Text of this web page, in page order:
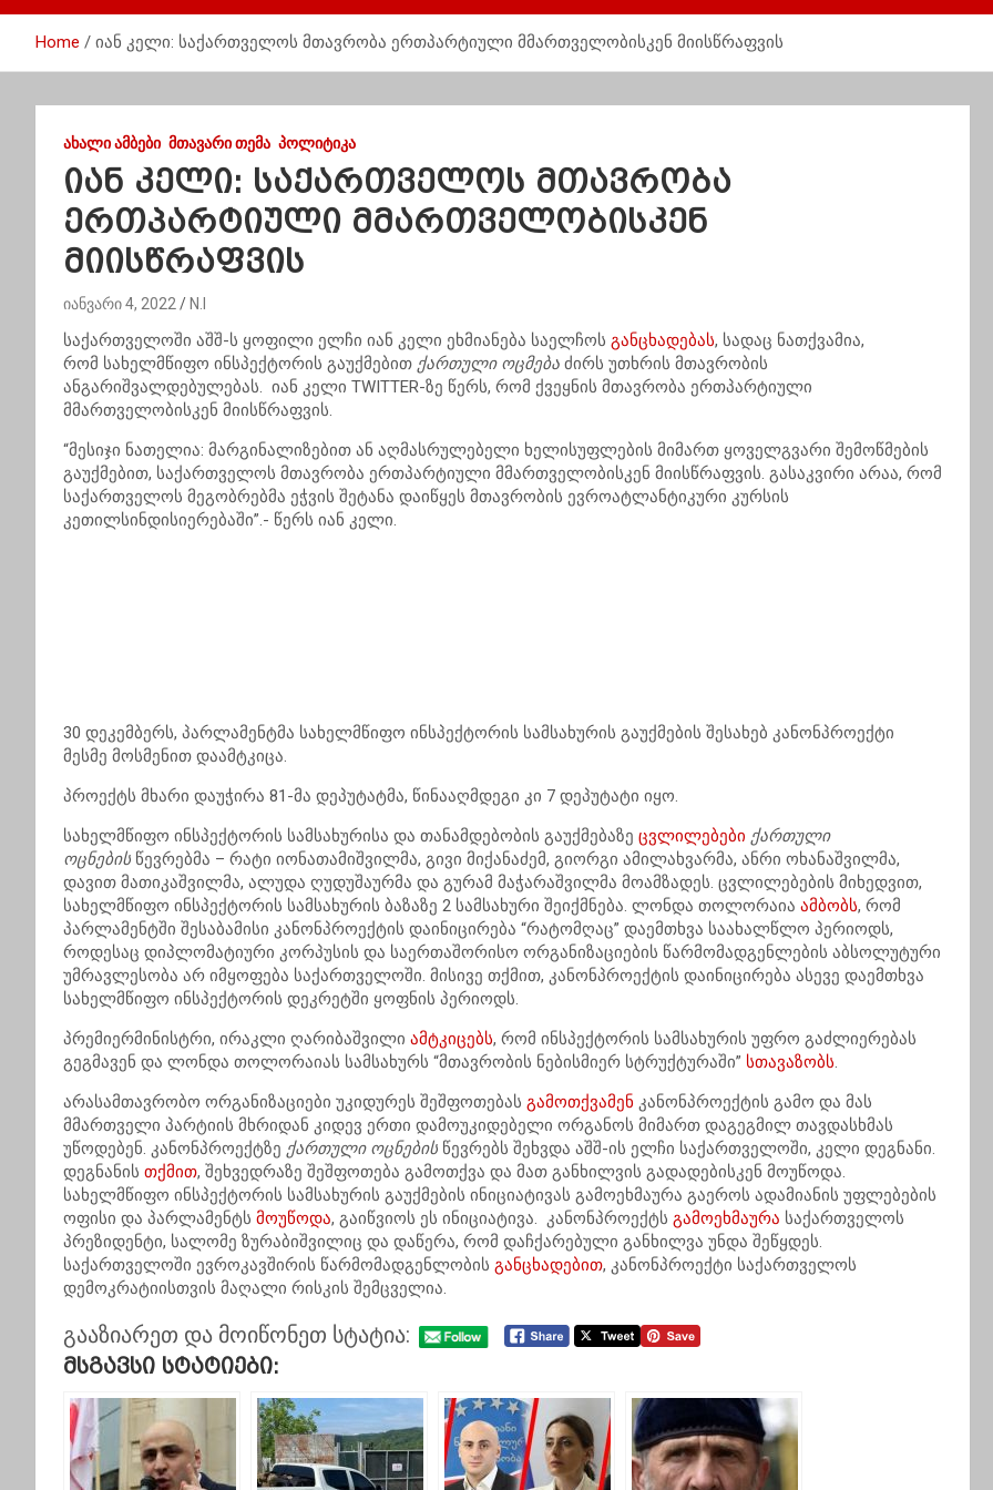
Home იან კელი: საქართველოს მთავრობა ერთპარტიული მმართველობისკენ მიისწრაფვის
ᲐᲮᲐᲚᲘ ᲐᲛᲑᲔᲑᲘ ᲛᲗᲐᲕᲐᲠᲘ ᲗᲔᲛᲐ ᲞᲝᲚᲘᲢᲘᲙᲐ
იან კელი: საქართველოს მთავრობა
ერთპარტიული მმართველობისკენ
მიისწრაფვის
იანვარი 4, 2022 N.I
საქართველოში აშშ-ს ყოფილი ელჩი იან კელი ეხმიანება საელჩოს განცხადებას, სადაც ნათქვამია,
რომ სახელმწიფო ინსპექტორის გაუქმებით ქართული ოცმება ძირს უთხრის მთავრობის
ანგარიშვალდებულებას. იან კელი TWITTER-ზე წერს, რომ ქვეყნის მთავრობა ერთპარტიული
მმართველობისკენ მიისწრაფვის.
“მესიჯი ნათელია: მარგინალიზებით ან აღმასრულებელი ხელისუფლების მიმართ ყოველგვარი შემოწმების
გაუქმებით, საქართველოს მთავრობა ერთპარტიული მმართველობისკენ მიისწრაფვის. გასაკვირი არაა, რომ
საქართველოს მეგობრებმა ეჭვის შეტანა დაიწყეს მთავრობის ევროატლანტიკური კურსის
კეთილსინდისიერებაში”.- წერს იან კელი.
30 დეკემბერს, პარლამენტმა სახელმწიფო ინსპექტორის სამსახურის გაუქმების შესახებ კანონპროექტი
მესმე მოსმენით დაამტკიცა.
პროექტს მხარი დაუჭირა 81-მა დეპუტატმა, წინააღმდეგი კი 7 დეპუტატი იყო.
სახელმწიფო ინსპექტორის სამსახურისა და თანამდებობის გაუქმებაზე ცვლილებები ქართული
ოცნების წევრებმა – რატი იონათამიშვილმა, გივი მიქანაძემ, გიორგი ამილახვარმა, ანრი ოხანაშვილმა,
დავით მათიკაშვილმა, ალუდა ღუდუშაურმა და გურამ მაჭარაშვილმა მოამზადეს. ცვლილებების მიხედვით,
სახელმწიფო ინსპექტორის სამსახურის ბაზაზე 2 სამსახური შეიქმნება. ლონდა თოლორაია ამბობს, რომ
პარლამენტში შესაბამისი კანონპროექტის დაინიცირება “რატომღაც” დაემთხვა საახალწლო პერიოდს,
როდესაც დიპლომატიური კორპუსის და საერთაშორისო ორგანიზაციების წარმომადგენლების აბსოლუტური
უმრავლესობა არ იმყოფება საქართველოში. მისივე თქმით, კანონპროექტის დაინიცირება ასევე დაემთხვა
სახელმწიფო ინსპექტორის დეკრეტში ყოფნის პერიოდს.
პრემიერმინისტრი, ირაკლი ღარიბაშვილი ამტკიცებს, რომ ინსპექტორის სამსახურის უფრო გაძლიერებას
გეგმავენ და ლონდა თოლორაიას სამსახურს “მთავრობის ნებისმიერ სტრუქტურაში” სთავაზობს.
არასამთავრობო ორგანიზაციები უკიდურეს შეშფოთებას გამოთქვამენ კანონპროექტის გამო და მას
მმართველი პარტიის მხრიდან კიდევ ერთი დამოუკიდებელი ორგანოს მიმართ დაგეგმილ თავდასხმას
უწოდებენ. კანონპროექტზე ქართული ოცნების წევრებს შეხვდა აშშ-ის ელჩი საქართველოში, კელი დეგნანი.
დეგნანის თქმით, შეხვედრაზე შეშფოთება გამოთქვა და მათ განხილვის გადადებისკენ მოუწოდა.
სახელმწიფო ინსპექტორის სამსახურის გაუქმების ინიციატივას გამოეხმაურა გაეროს ადამიანის უფლებების
ოფისი და პარლამენტს მოუწოდა, გაიწვიოს ეს ინიციატივა. კანონპროექტს გამოეხმაურა საქართველოს
პრეზიდენტი, სალომე ზურაბიშვილიც და დაწერა, რომ დაჩქარებული განხილვა უნდა შეწყდეს.
საქართველოში ევროკავშირის წარმომადგენლობის განცხადებით, კანონპროექტი საქართველოს
დემოკრატიისთვის მაღალი რისკის შემცველია.
გააზიარეთ და მოიწონეთ სტატია:
Მსგავსი Სტატიები: